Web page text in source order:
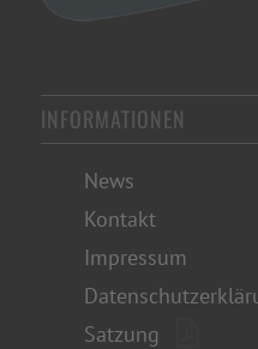
INFORMATIONEN
News
Kontakt
Impressum
Satzung